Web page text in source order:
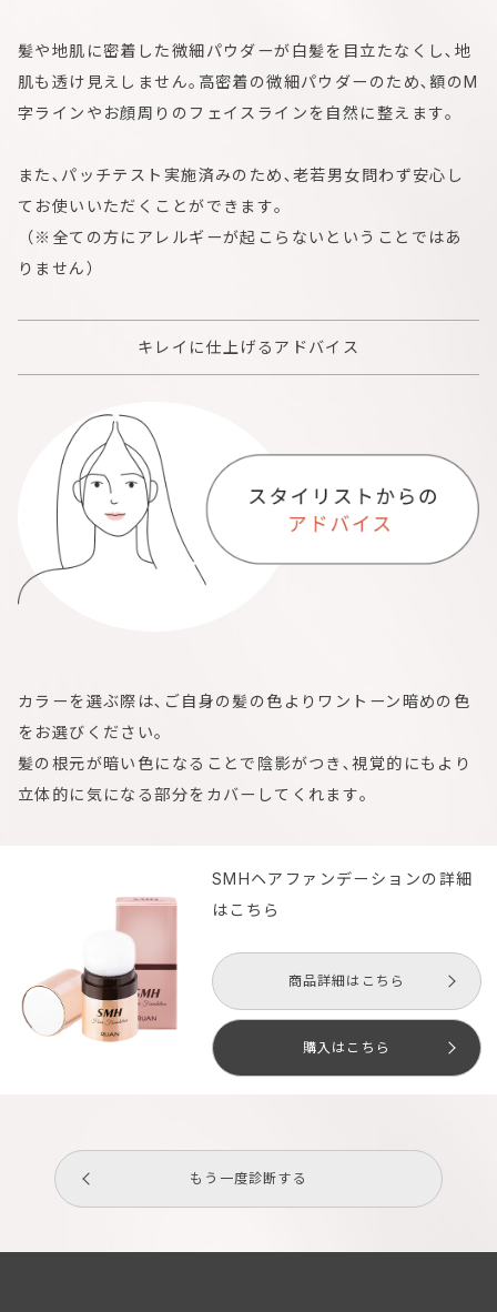
髪や地肌に密着した微細パウダーが白髪を目立たなくし､地
肌も透け見えしません｡高密着の微細パウダーのため､額のM
字ラインやお顔周りのフェイスラインを自然に整えます｡
また､パッチテスト実施済みのため､老若男女問わず安心し
てお使いいただくことができます｡
（※全ての方にアレルギーが起こらないということではあ
りません）
キレイに仕上げるアドバイス
カラーを選ぶ際は､ご自身の髪の色よりワントーン暗めの色
をお選びください｡
髪の根元が暗い色になることで陰影がつき､視覚的にもより
立体的に気になる部分をカバーしてくれます｡
SMHヘアファンデーションの詳細
はこちら
商品詳細はこちら
購入はこちら
もう一度診断する